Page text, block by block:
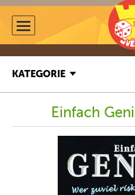
KATEGORIE
Einfach